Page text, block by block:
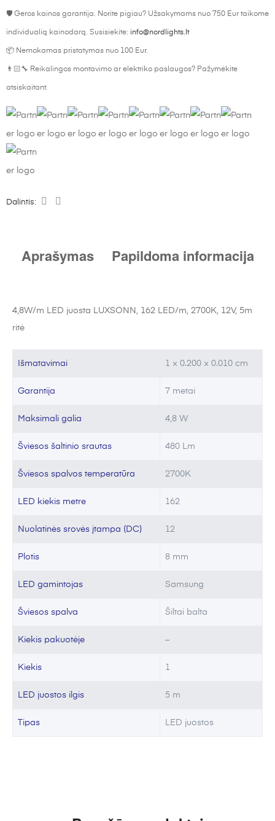
🛡 Geros kainos garantija. Norite pigiau? Užsakymams nuo 750 Eur taikome
individualią kainodarą. Susisiekite: info@nordlights.lt
📦 Nemokamas pristatymas nuo 100 Eur.
👨🏻‍🔧 Reikalingos montavimo ar elektriko paslaugos? Pažymėkite
atsiskaitant.
Dalintis:
Aprašymas Papildoma informacija
4,8W/m LED juosta LUXSONN, 162 LED/m, 2700K, 12V, 5m
ritė
Išmatavimai 1 × 0.200 × 0.010 cm
Garantija 7 metai
Maksimali galia 4,8 W
Šviesos šaltinio srautas 480 Lm
Šviesos spalvos temperatūra 2700K
LED kiekis metre 162
Nuolatinės srovės įtampa (DC) 12
Plotis 8 mm
LED gamintojas Samsung
Šviesos spalva Šiltai balta
Kiekis pakuotėje –
Kiekis 1
LED juostos ilgis 5 m
Tipas LED juostos